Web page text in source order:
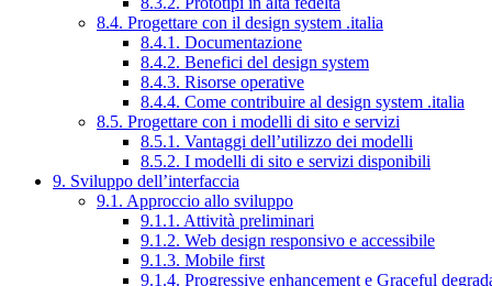
8.4. Progettare con il design system .italia
8.4.1. Documentazione
8.4.2. Benefici del design system
8.4.3. Risorse operative
8.4.4. Come contribuire al design system .italia
8.5. Progettare con i modelli di sito e servizi
8.5.1. Vantaggi dell’utilizzo dei modelli
8.5.2. I modelli di sito e servizi disponibili
9. Sviluppo dell’interfaccia
9.1. Approccio allo sviluppo
9.1.1. Attività preliminari
9.1.2. Web design responsivo e accessibile
9.1.3. Mobile first
9.1.4. Progressive enhancement e Graceful